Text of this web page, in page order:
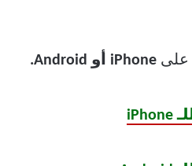
على